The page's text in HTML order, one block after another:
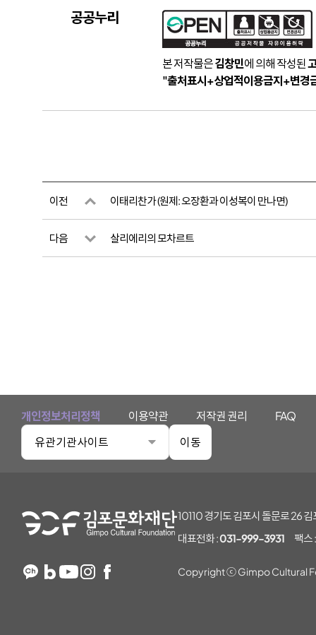
공공누리
본 저작물은김창민에 의해 작성된
"출처표시+상업적이용금지+변경
이전 이태리찬가 (원제: 오장환과 이성복이 만나면)
다음 살리에리의 모차르트
개인정보처리정책 이용약관 저작권 권리
FAQ
유관기관사이트
이동
김포문화재단
10110 경기도 김포시 돌문로 26
대표전화 :031-999-3931 팩스
Copyright ⓒ Gimpo Cultural